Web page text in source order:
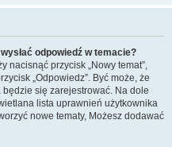
odpowiedź w temacie?
nacisnąć przycisk „Nowy temat”,
„Odpowiedz”. Być może, że
się zarejestrować. Na dole
lista uprawnień użytkownika
nowe tematy, Możesz dodawać